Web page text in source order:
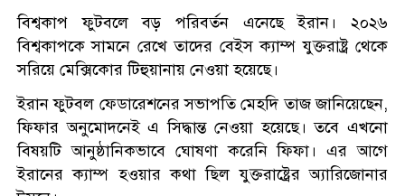
বিশ্বকাপ ফুটবলে বড় পরিবর্তন এনেছে ইরান। ২০২৬
বিশ্বকাপকে সামনে রেখে তাদের বেইস ক্যাম্প যুক্তরাষ্ট্র থেকে
সরিয়ে মেক্সিকোর টিহুয়ানায় নেওয়া হয়েছে।
ইরান ফুটবল ফেডারেশনের সভাপতি মেহদি তাজ জানিয়েছেন,
ফিফার অনুমোদনেই এ সিদ্ধান্ত নেওয়া হয়েছে। তবে এখনো
বিষয়টি আনুষ্ঠানিকভাবে ঘোষণা করেনি ফিফা। এর আগে
ইরানের ক্যাম্প হওয়ার কথা ছিল যুক্তরাষ্ট্রের অ্যারিজোনার